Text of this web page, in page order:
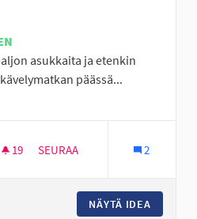
asukkaita ja etenkin
päässä...
Itäinen Seinäjoki
19 19 SEURAAJAA
SEURAA 2
NÄYTÄ IDEA